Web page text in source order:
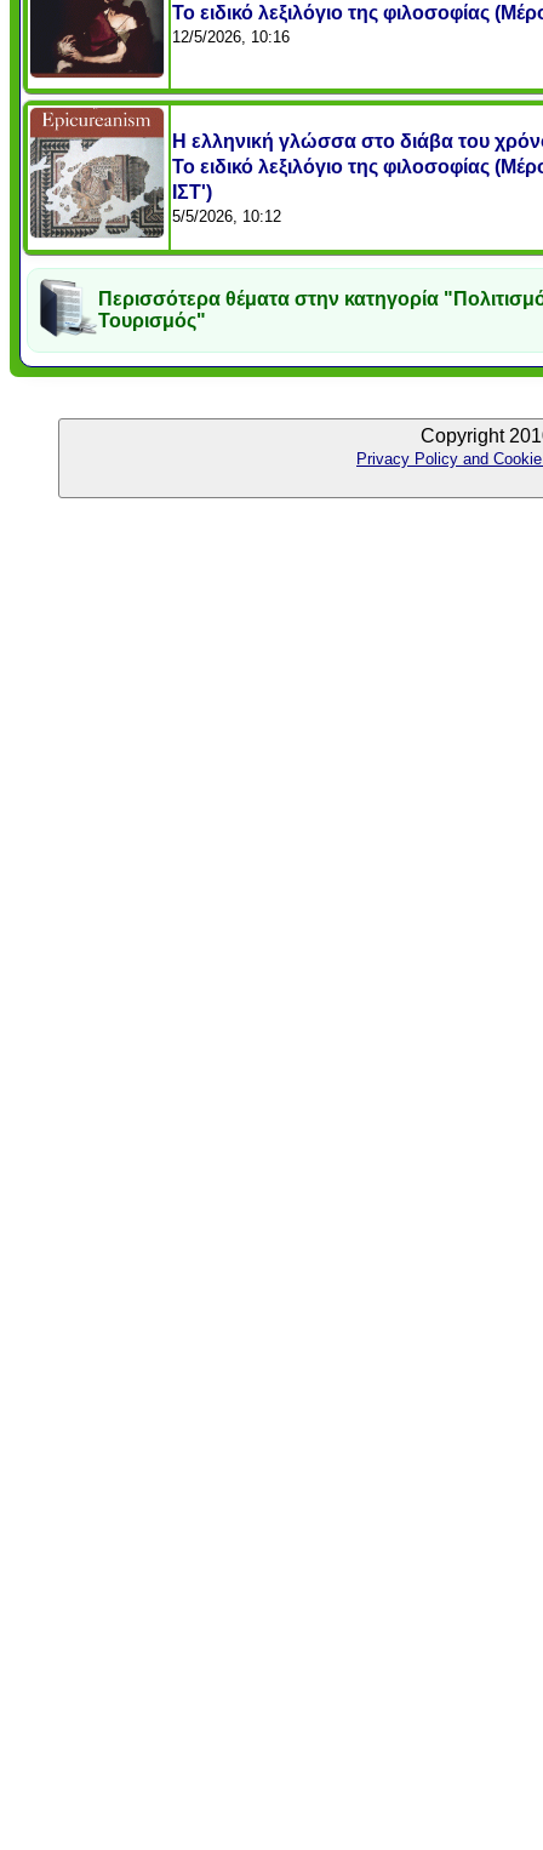
Το ειδικό λεξιλόγιο της φιλοσοφίας
12/5/2026, 10:16
Η ελληνική γλώσσα στο διάβα του
Το ειδικό λεξιλόγιο της φιλοσοφίας
ΙΣΤ')
5/5/2026, 10:12
Περισσότερα θέματα στην κατηγορία
Τουρισμός"
Copyright
Privacy Policy and